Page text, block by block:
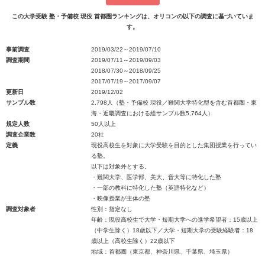
この大学受験 塾・予備校 現役 首都圏ランキングは、オリコンの以下の調査に基づいていま
す。
事前調査
2019/03/22～2019/07/10
調査期間
2019/07/11～2019/09/03
2018/07/30～2018/09/25
2017/07/19～2017/09/07
更新日
2019/12/02
サンプル数
2,798人（塾・予備校 現役／難関大学特化型を含む首都圏・東
海・近畿調査における総サンプル数5,764人）
規定人数
50人以上
調査企業数
20社
定義
現役高校生を対象に大学受験を目的とした集団授業を行ってい
る塾。
以下は対象外とする。
・難関大学、医学部、美大、音大等に特化した塾
・一部の教科に特化した塾（英語特化など）
・映像授業が主体の塾
調査対象者
性別：指定なし
年齢：現役高校生で大学・短期大学への進学希望者：15歳以上
（中学生除く）18歳以下／大学・短期大学の受験経験者：18
歳以上（高校生除く）22歳以下
地域：首都圏（東京都、神奈川県、千葉県、埼玉県）